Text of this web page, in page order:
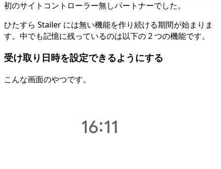
初のサイトコントローラー無しパートナーでした。
ひたすら Stailer には無い機能を作り続ける期間が始まりま
す。中でも記憶に残っているのは以下の 2 つの機能です。
受け取り日時を設定できるようにする
こんな画面のやつです。